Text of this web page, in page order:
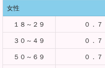
女性
１８～２９ ０．７
３０～４９ ０．７
５０～６９ ０．７